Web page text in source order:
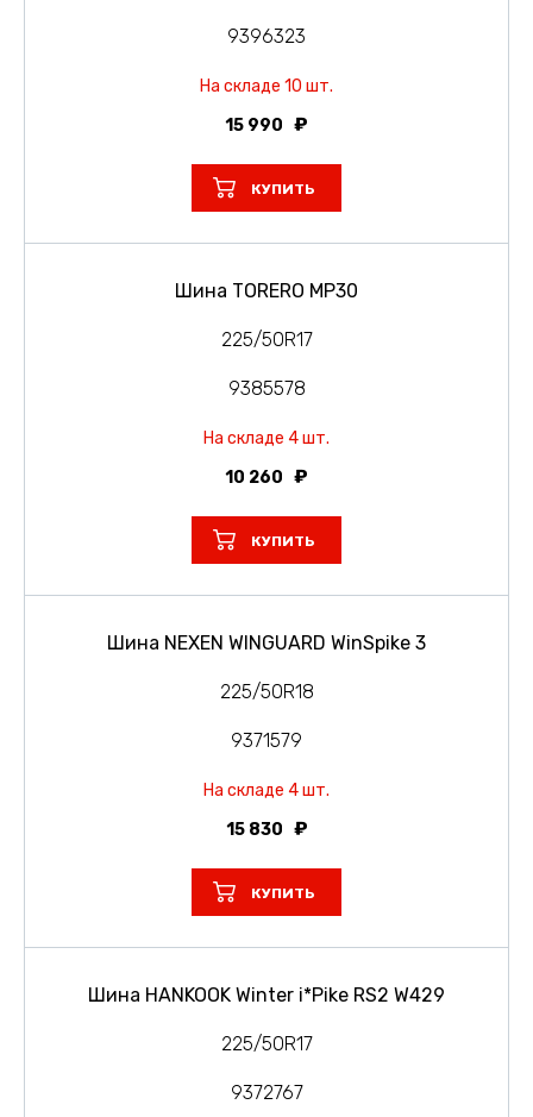
9396323
На складе 10 шт.
15 990
КУПИТЬ
Шина TORERO MP30
225/50R17
9385578
На складе 4 шт.
10 260
КУПИТЬ
Шина NEXEN WINGUARD WinSpike 3
225/50R18
9371579
На складе 4 шт.
15 830
КУПИТЬ
Шина HANKOOK Winter i*Pike RS2 W429
225/50R17
9372767